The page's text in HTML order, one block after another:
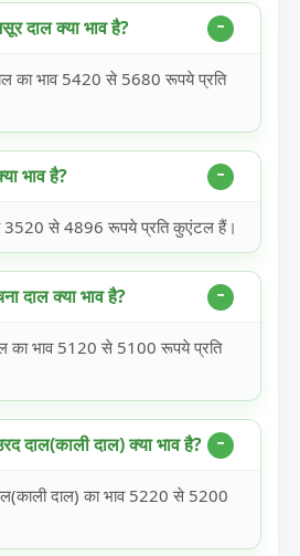
दाल क्या भाव है?
का भाव 5420 से 5680 रूपये प्रति
भाव है?
3520 से 4896 रूपये प्रति कुएंटल हैं।
दाल क्या भाव है?
का भाव 5120 से 5100 रूपये प्रति
दाल(काली दाल) क्या भाव है?
दाल) का भाव 5220 से 5200